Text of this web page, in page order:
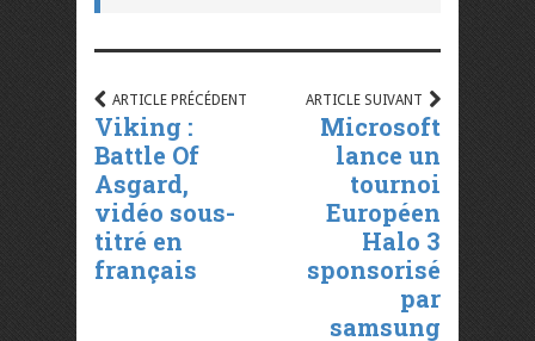
ARTICLE PRÉCÉDENT
Viking :
Battle Of
Asgard,
vidéo sous-
titré en
français
ARTICLE SUIVANT
Microsoft
lance un
tournoi
Européen
Halo 3
sponsorisé
par
samsung